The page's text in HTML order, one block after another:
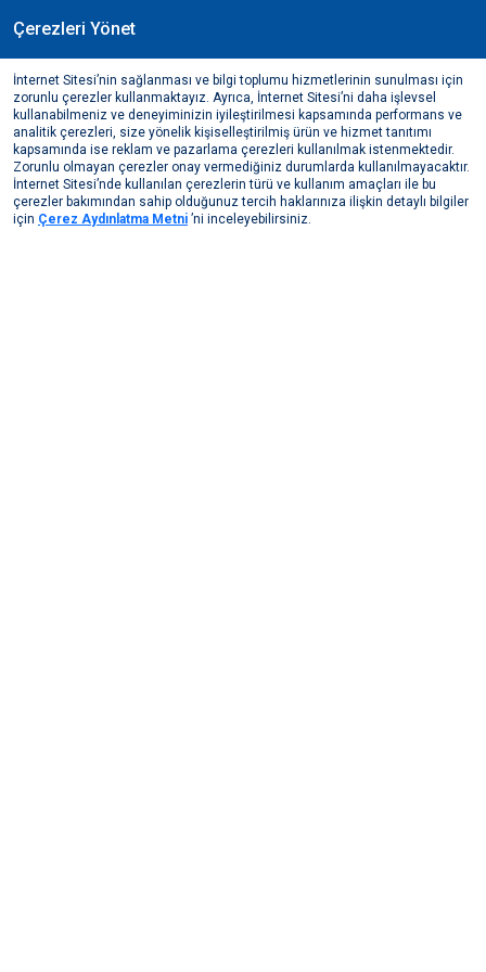
Ocak, 2024
AHR Expo 2024 Fuarı
Medya Merkezi Bizden Haberler 2024 AHR Expo 2024 Fuarı
Çerezleri Yönet
İnternet Sitesi’nin sağlanması ve bilgi toplumu hizmetlerinin sunulması için
zorunlu çerezler kullanmaktayız. Ayrıca, İnternet Sitesi’ni daha işlevsel
kullanabilmeniz ve deneyiminizin iyileştirilmesi kapsamında performans ve
analitik çerezleri, size yönelik kişiselleştirilmiş ürün ve hizmet tanıtımı
kapsamında ise reklam ve pazarlama çerezleri kullanılmak istenmektedir.
Zorunlu olmayan çerezler onay vermediğiniz durumlarda kullanılmayacaktır.
İnternet Sitesi’nde kullanılan çerezlerin türü ve kullanım amaçları ile bu
çerezler bakımından sahip olduğunuz tercih haklarınıza ilişkin detaylı bilgiler
için Çerez Aydınlatma Metni ’ni inceleyebilirsiniz.